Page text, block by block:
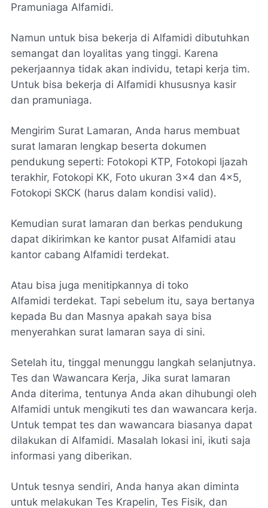
Pramuniaga Alfamidi.
Namun untuk bisa bekerja di Alfamidi dibutuhkan
semangat dan loyalitas yang tinggi. Karena
pekerjaannya tidak akan individu, tetapi kerja tim.
Untuk bisa bekerja di Alfamidi khususnya kasir
dan pramuniaga.
Mengirim Surat Lamaran, Anda harus membuat
surat lamaran lengkap beserta dokumen
pendukung seperti: Fotokopi KTP, Fotokopi Ijazah
terakhir, Fotokopi KK, Foto ukuran 3×4 dan 4×5,
Fotokopi SKCK (harus dalam kondisi valid).
Kemudian surat lamaran dan berkas pendukung
dapat dikirimkan ke kantor pusat Alfamidi atau
kantor cabang Alfamidi terdekat.
Atau bisa juga menitipkannya di toko
Alfamidi terdekat. Tapi sebelum itu, saya bertanya
kepada Bu dan Masnya apakah saya bisa
menyerahkan surat lamaran saya di sini.
Setelah itu, tinggal menunggu langkah selanjutnya.
Tes dan Wawancara Kerja, Jika surat lamaran
Anda diterima, tentunya Anda akan dihubungi oleh
Alfamidi untuk mengikuti tes dan wawancara kerja.
Untuk tempat tes dan wawancara biasanya dapat
dilakukan di Alfamidi. Masalah lokasi ini, ikuti saja
informasi yang diberikan.
Untuk tesnya sendiri, Anda hanya akan diminta
untuk melakukan Tes Krapelin, Tes Fisik, dan